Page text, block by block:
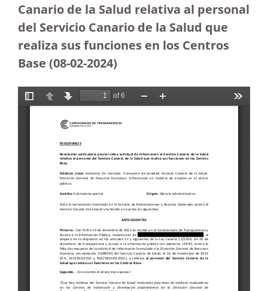
Canario de la Salud relativa al personal
del Servicio Canario de la Salud que
realiza sus funciones en los Centros
Base (08-02-2024)